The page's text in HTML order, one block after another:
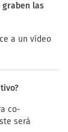
las
a un vídeo
co-
será